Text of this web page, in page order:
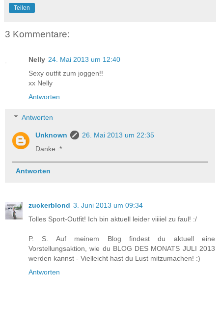
Teilen
3 Kommentare:
Nelly 24. Mai 2013 um 12:40
Sexy outfit zum joggen!!
xx Nelly
Antworten
Antworten
Unknown
26. Mai 2013 um 22:35
Danke :*
Antworten
zuckerblond 3. Juni 2013 um 09:34
Tolles Sport-Outfit! Ich bin aktuell leider viiiiel zu faul! :/
P. S. Auf meinem Blog findest du aktuell eine
Vorstellungsaktion, wie du BLOG DES MONATS JULI 2013
werden kannst - Vielleicht hast du Lust mitzumachen! :)
Antworten